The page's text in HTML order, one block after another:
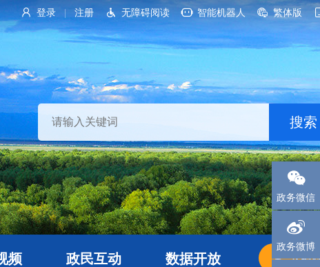
登录 注册 无障碍阅读 智能机器人 繁体版
频 政民互动 数据开放 长者
政务微信
政务微博